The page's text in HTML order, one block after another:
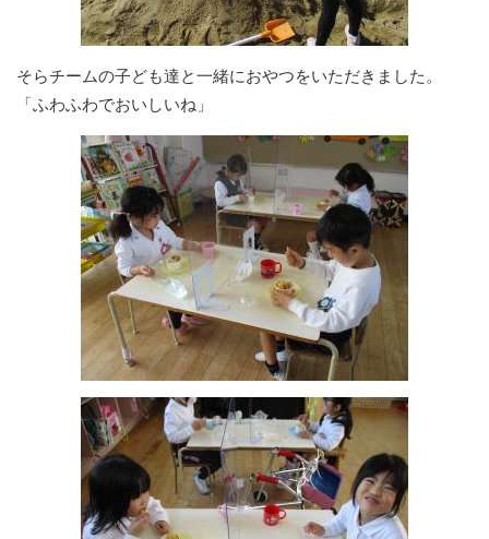
そらチームの子ども達と一緒におやつをいただきました。
「ふわふわでおいしいね」